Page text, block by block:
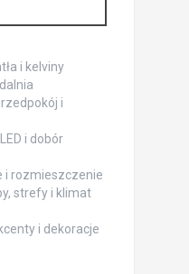
i kelviny
i
i dobór
i rozmieszczenie
strefy i klimat
i dekoracje